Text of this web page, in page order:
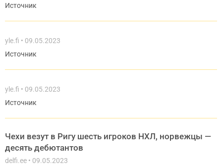
Источник
yle.fi
09.05.2023
Источник
yle.fi
09.05.2023
Источник
Чехи везут в Ригу шесть игроков НХЛ, норвежцы —
десять дебютантов
delfi.ee
09.05.2023